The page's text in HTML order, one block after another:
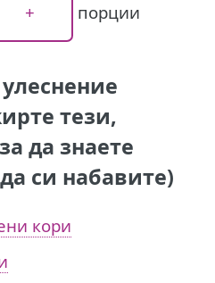
порции
тези,
да знаете
си набавите)
кори